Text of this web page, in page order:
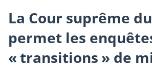
La Cour suprême
permet les
« transitions » de